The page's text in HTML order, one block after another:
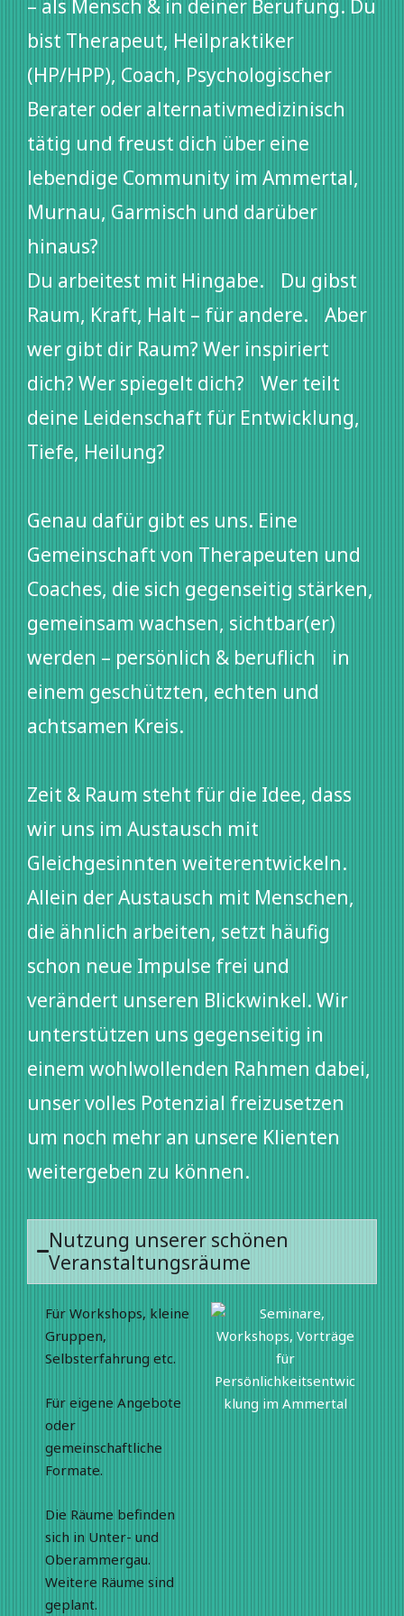
– als Mensch & in deiner Berufung. Du
bist Therapeut, Heilpraktiker
(HP/HPP), Coach, Psychologischer
Berater oder alternativmedizinisch
tätig und freust dich über eine
lebendige Community im Ammertal,
Murnau, Garmisch und darüber
hinaus?
Du arbeitest mit Hingabe. Du gibst
Raum, Kraft, Halt – für andere. Aber
wer gibt dir Raum? Wer inspiriert
dich? Wer spiegelt dich? Wer teilt
deine Leidenschaft für Entwicklung,
Tiefe, Heilung?
Genau dafür gibt es uns. Eine
Gemeinschaft von Therapeuten und
Coaches, die sich gegenseitig stärken,
gemeinsam wachsen, sichtbar(er)
werden – persönlich & beruflich in
einem geschützten, echten und
achtsamen Kreis.
Zeit & Raum steht für die Idee, dass
wir uns im Austausch mit
Gleichgesinnten weiterentwickeln.
Allein der Austausch mit Menschen,
die ähnlich arbeiten, setzt häufig
schon neue Impulse frei und
verändert unseren Blickwinkel. Wir
unterstützen uns gegenseitig in
einem wohlwollenden Rahmen dabei,
unser volles Potenzial freizusetzen
um noch mehr an unsere Klienten
weitergeben zu können.
Nutzung unserer schönen
Veranstaltungsräume
Für Workshops, kleine
Gruppen,
Selbsterfahrung etc.
Für eigene Angebote
oder
gemeinschaftliche
Formate.
Die Räume befinden
sich in Unter- und
Oberammergau.
Weitere Räume sind
geplant.